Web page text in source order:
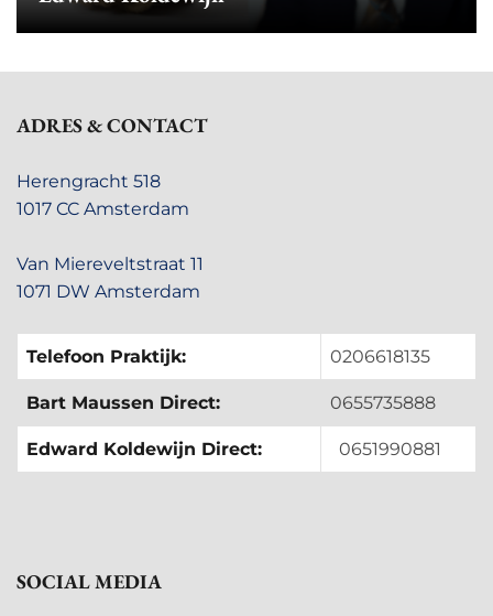
ADRES & CONTACT
Herengracht 518
1017 CC Amsterdam
Van Miereveltstraat 11
1071 DW Amsterdam
Telefoon Praktijk: 0206618135
Bart Maussen Direct: 0655735888
Edward Koldewijn Direct: 0651990881
SOCIAL MEDIA